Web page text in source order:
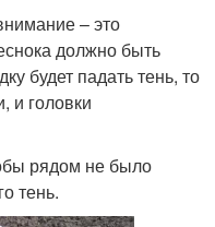
– это
должно быть
будет падать тень, то
и головки
рядом не было
тень.